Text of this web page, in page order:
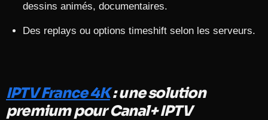
dessins animés, documentaires.​
Des replays ou options timeshift selon les serveurs.
IPTV France 4K: une solution
premium pour Canal+ IPTV